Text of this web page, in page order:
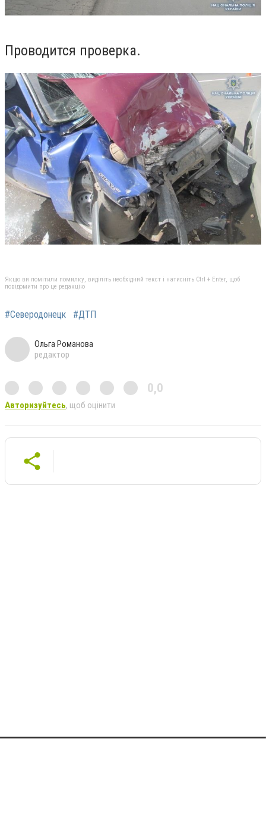
Проводится проверка.
Якщо ви помітили помилку, виділіть необхідний текст і натисніть Ctrl + Enter, щоб
повідомити про це редакцію
#Северодонецк #ДТП
Ольга Романова
редактор
0,0
Авторизуйтесь, щоб оцінити